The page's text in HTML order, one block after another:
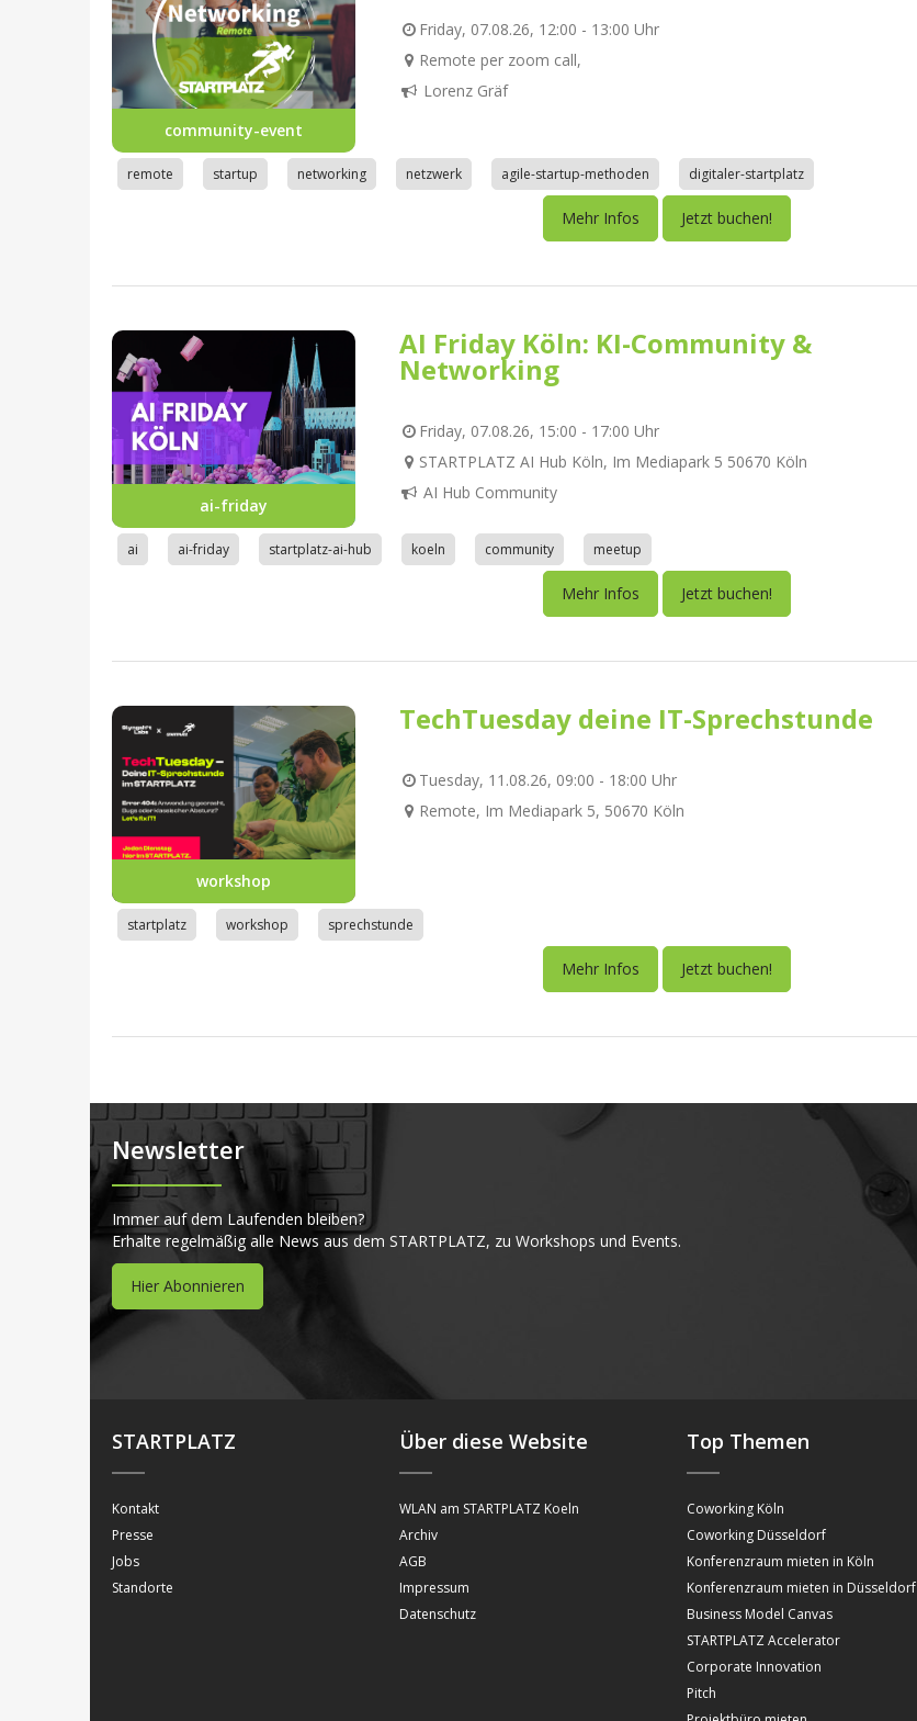
community-event
Friday, 07.08.26, 12:00 - 13:00 Uhr
Remote per zoom call,
Lorenz Gräf
remote startup networking netzwerk agile-startup-methoden digitaler-startplatz
Mehr Infos Jetzt buchen!
ai-friday
AI Friday Köln: KI-Community &
Networking
Friday, 07.08.26, 15:00 - 17:00 Uhr
STARTPLATZ AI Hub Köln, Im Mediapark 5 50670 Köln
AI Hub Community
ai ai-friday startplatz-ai-hub koeln community meetup
Mehr Infos Jetzt buchen!
workshop
TechTuesday deine IT-Sprechstunde
Tuesday, 11.08.26, 09:00 - 18:00 Uhr
Remote, Im Mediapark 5, 50670 Köln
startplatz workshop sprechstunde
Mehr Infos Jetzt buchen!
Newsletter
Immer auf dem Laufenden bleiben?
Erhalte regelmäßig alle News aus dem STARTPLATZ, zu Workshops und Events.
Hier Abonnieren
STARTPLATZ
Kontakt
Presse
Jobs
Standorte
Über diese Website
WLAN am STARTPLATZ Koeln
Archiv
AGB
Impressum
Datenschutz
Top Themen
Coworking Köln
Coworking Düsseldorf
Konferenzraum mieten in Köln
Konferenzraum mieten in Düsseldorf
Business Model Canvas
STARTPLATZ Accelerator
Corporate Innovation
Pitch